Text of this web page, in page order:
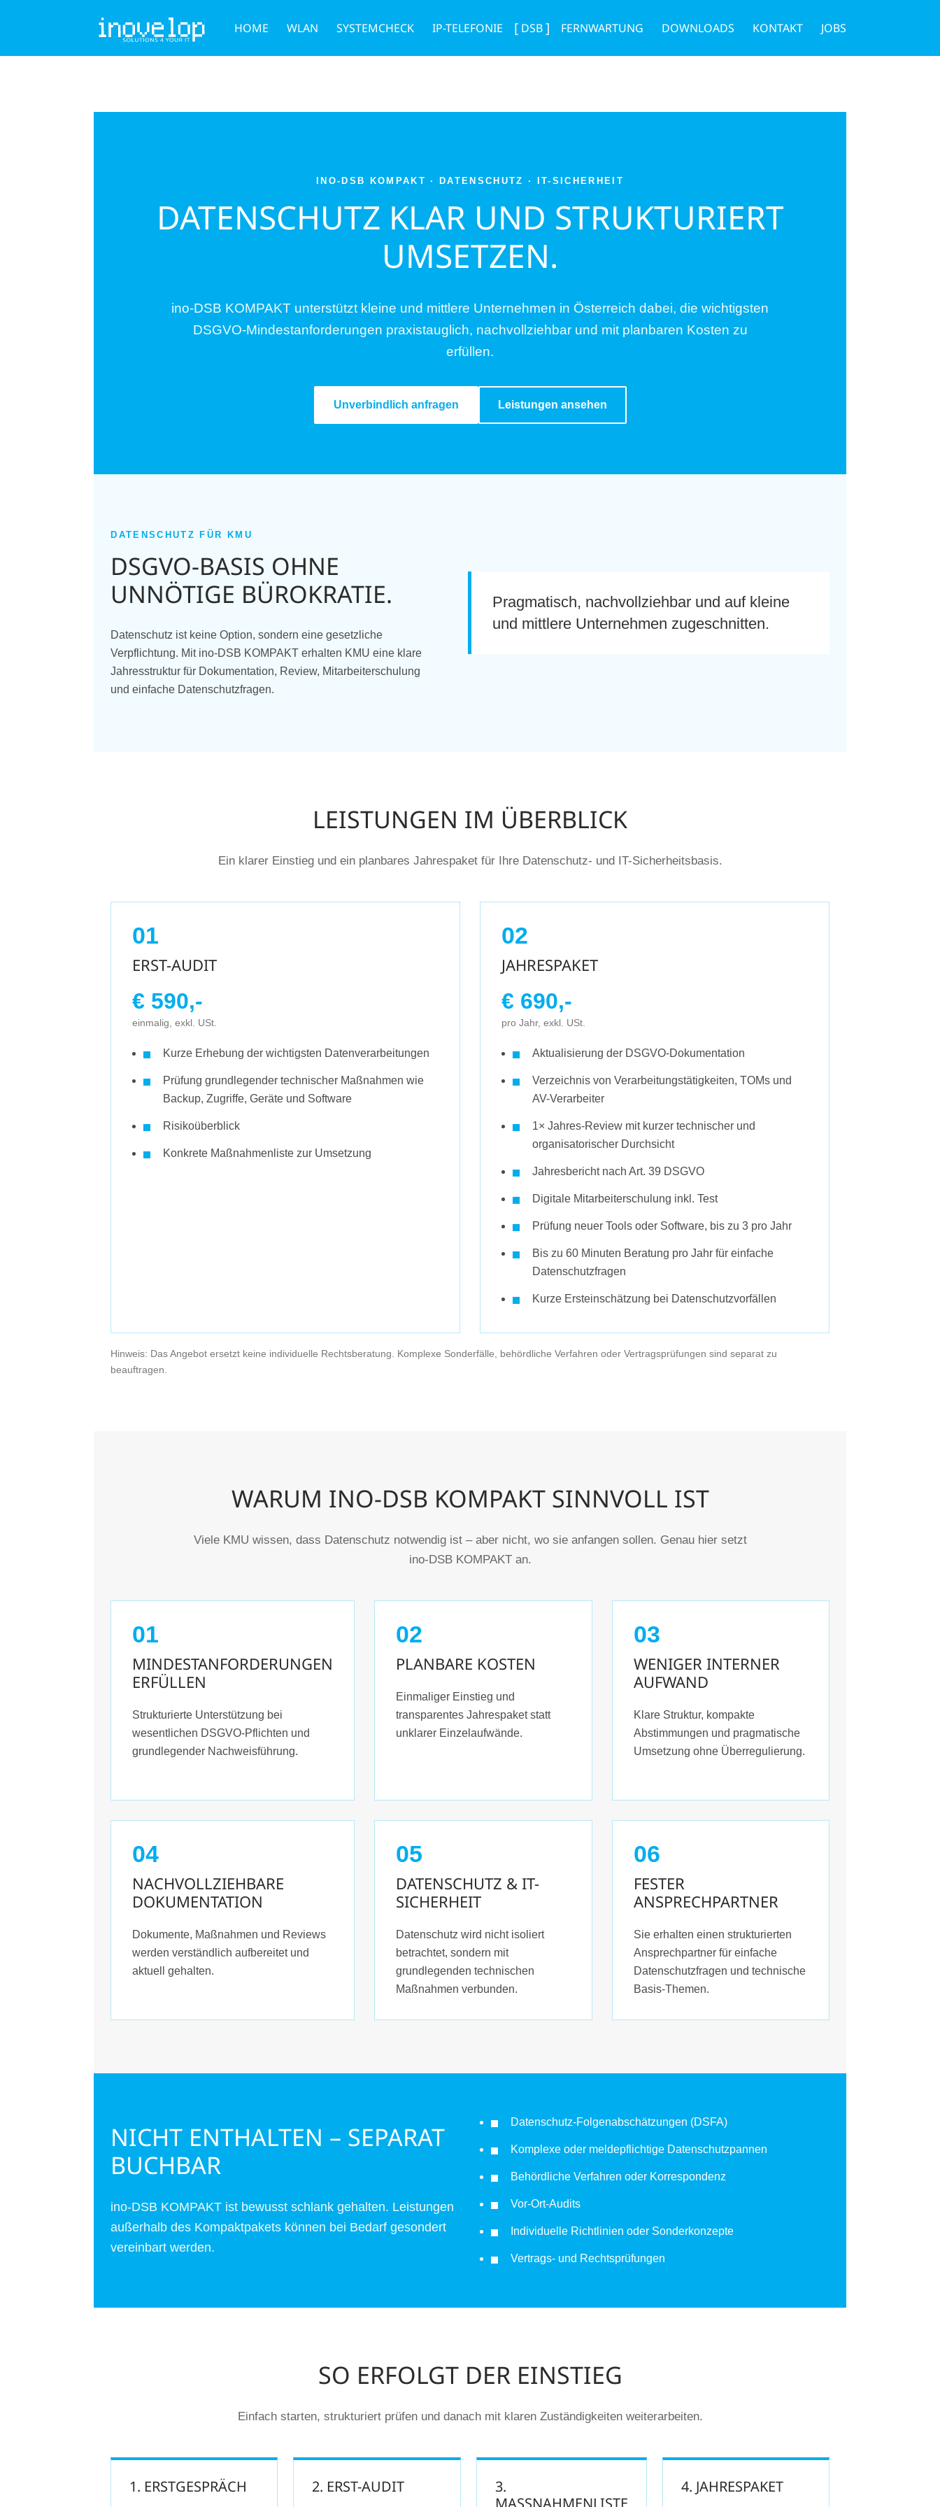
HOME WLAN SYSTEMCHECK IP-TELEFONIE DSB FERNWARTUNG DOWNLOADS KONTAKT JOBS
INO-DSB KOMPAKT · DATENSCHUTZ · IT-SICHERHEIT
DATENSCHUTZ KLAR UND STRUKTURIERT
UMSETZEN.
ino-DSB KOMPAKT unterstützt kleine und mittlere Unternehmen in Österreich dabei, die wichtigsten
DSGVO-Mindestanforderungen praxistauglich, nachvollziehbar und mit planbaren Kosten zu
erfüllen.
Unverbindlich anfragen Leistungen ansehen
DATENSCHUTZ FÜR KMU
DSGVO-BASIS OHNE
UNNÖTIGE BÜROKRATIE.
Datenschutz ist keine Option, sondern eine gesetzliche
Verpflichtung. Mit ino-DSB KOMPAKT erhalten KMU eine klare
Jahresstruktur für Dokumentation, Review, Mitarbeiterschulung
und einfache Datenschutzfragen.
Pragmatisch, nachvollziehbar und auf kleine
und mittlere Unternehmen zugeschnitten.
LEISTUNGEN IM ÜBERBLICK
Ein klarer Einstieg und ein planbares Jahrespaket für Ihre Datenschutz- und IT-Sicherheitsbasis.
01
ERST-AUDIT
€ 590,-
einmalig, exkl. USt.
Kurze Erhebung der wichtigsten Datenverarbeitungen
Prüfung grundlegender technischer Maßnahmen wie
Backup, Zugriffe, Geräte und Software
Risikoüberblick
Konkrete Maßnahmenliste zur Umsetzung
02
JAHRESPAKET
€ 690,-
pro Jahr, exkl. USt.
Aktualisierung der DSGVO-Dokumentation
Verzeichnis von Verarbeitungstätigkeiten, TOMs und
AV-Verarbeiter
1× Jahres-Review mit kurzer technischer und
organisatorischer Durchsicht
Jahresbericht nach Art. 39 DSGVO
Digitale Mitarbeiterschulung inkl. Test
Prüfung neuer Tools oder Software, bis zu 3 pro Jahr
Bis zu 60 Minuten Beratung pro Jahr für einfache
Datenschutzfragen
Kurze Ersteinschätzung bei Datenschutzvorfällen
Hinweis: Das Angebot ersetzt keine individuelle Rechtsberatung. Komplexe Sonderfälle, behördliche Verfahren oder Vertragsprüfungen sind separat zu
beauftragen.
WARUM INO-DSB KOMPAKT SINNVOLL IST
Viele KMU wissen, dass Datenschutz notwendig ist – aber nicht, wo sie anfangen sollen. Genau hier setzt
ino-DSB KOMPAKT an.
01
MINDESTANFORDERUNGEN
ERFÜLLEN
Strukturierte Unterstützung bei
wesentlichen DSGVO-Pflichten und
grundlegender Nachweisführung.
02
PLANBARE KOSTEN
Einmaliger Einstieg und
transparentes Jahrespaket statt
unklarer Einzelaufwände.
03
WENIGER INTERNER
AUFWAND
Klare Struktur, kompakte
Abstimmungen und pragmatische
Umsetzung ohne Überregulierung.
04
NACHVOLLZIEHBARE
DOKUMENTATION
Dokumente, Maßnahmen und Reviews
werden verständlich aufbereitet und
aktuell gehalten.
05
DATENSCHUTZ & IT-
SICHERHEIT
Datenschutz wird nicht isoliert
betrachtet, sondern mit
grundlegenden technischen
Maßnahmen verbunden.
06
FESTER
ANSPRECHPARTNER
Sie erhalten einen strukturierten
Ansprechpartner für einfache
Datenschutzfragen und technische
Basis-Themen.
NICHT ENTHALTEN – SEPARAT
BUCHBAR
ino-DSB KOMPAKT ist bewusst schlank gehalten. Leistungen
außerhalb des Kompaktpakets können bei Bedarf gesondert
vereinbart werden.
Datenschutz-Folgenabschätzungen (DSFA)
Komplexe oder meldepflichtige Datenschutzpannen
Behördliche Verfahren oder Korrespondenz
Vor-Ort-Audits
Individuelle Richtlinien oder Sonderkonzepte
Vertrags- und Rechtsprüfungen
SO ERFOLGT DER EINSTIEG
Einfach starten, strukturiert prüfen und danach mit klaren Zuständigkeiten weiterarbeiten.
1. ERSTGESPRÄCH 2. ERST-AUDIT
3.
MASSNAHMENLISTE
4. JAHRESPAKET